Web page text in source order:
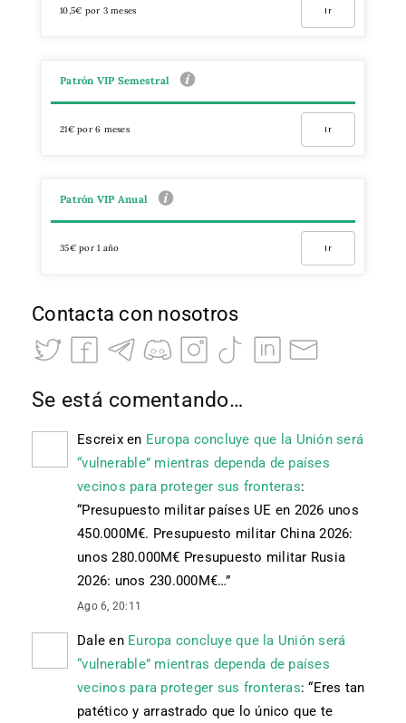
10,5€ por 3 meses Ir
Patrón VIP Semestral
21€ por 6 meses Ir
Patrón VIP Anual
35€ por 1 año Ir
Contacta con nosotros
Se está comentando…
Escreixen Europa concluye que la Unión será
“vulnerable” mientras dependa de países
vecinos para proteger sus fronteras:
“Presupuesto militar países UE en 2026 unos
450.000M€. Presupuesto militar China 2026:
unos 280.000M€ Presupuesto militar Rusia
2026: unos 230.000M€…”
Ago 6, 20:11
Dale en Europa concluye que la Unión será
“vulnerable” mientras dependa de países
vecinos para proteger sus fronteras: “Eres tan
patético y arrastrado que lo único que te